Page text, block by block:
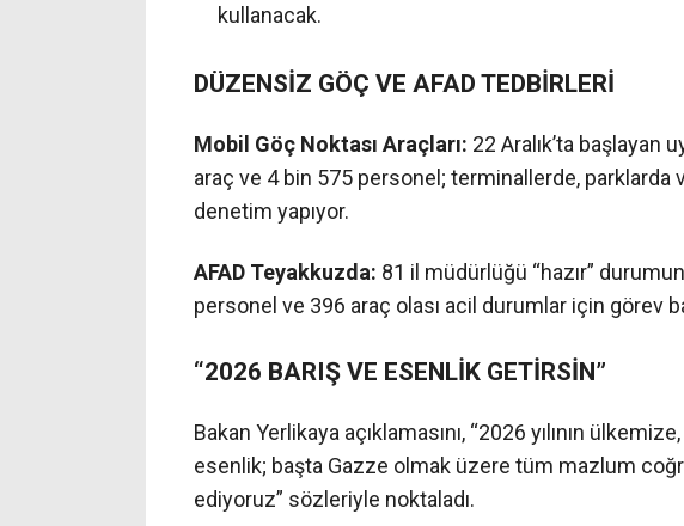
kullanacak.
DÜZENSİZ GÖÇ VE AFAD TEDBİRLERİ
Mobil Göç Noktası Araçları: 22 Aralık’ta başlayan
araç ve 4 bin 575 personel; terminallerde, parklarda
denetim yapıyor.
AFAD Teyakkuzda: 81 il müdürlüğü “hazır”
personel ve 396 araç olası acil durumlar için görev
“2026 BARIŞ VE ESENLİK GETİRSİN”
Bakan Yerlikaya açıklamasını, “2026 yılının
esenlik; başta Gazze olmak üzere tüm mazlum
ediyoruz” sözleriyle noktaladı.